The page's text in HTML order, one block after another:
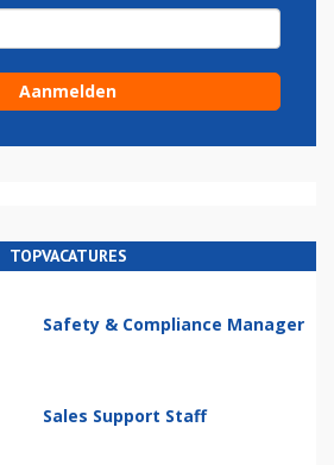
TOPVACATURES
Safety & Compliance Manager
Sales Support Staff